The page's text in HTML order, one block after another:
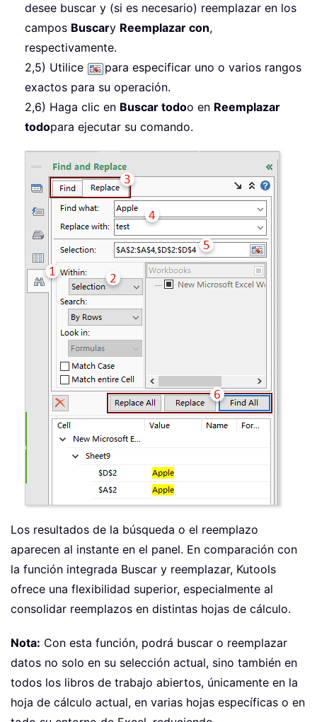
desee buscar y (si es necesario) reemplazar en los
campos Buscary Reemplazar con,
respectivamente.
2,5) Utilice
para especificar uno o varios rangos
exactos para su operación.
2,6) Haga clic en Buscar todoo en Reemplazar
todopara ejecutar su comando.
Los resultados de la búsqueda o el reemplazo
aparecen al instante en el panel. En comparación con
la función integrada Buscar y reemplazar, Kutools
ofrece una flexibilidad superior, especialmente al
consolidar reemplazos en distintas hojas de cálculo.
Nota: Con esta función, podrá buscar o reemplazar
datos no solo en su selección actual, sino también en
todos los libros de trabajo abiertos, únicamente en la
hoja de cálculo actual, en varias hojas específicas o en